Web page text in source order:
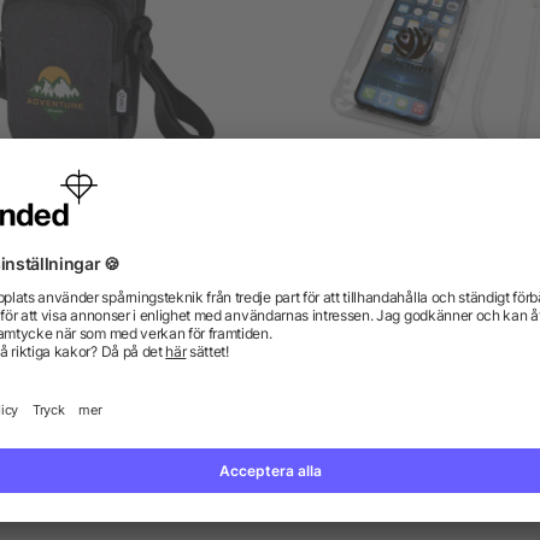
Ross telefonväska av
från 24,29 kr från 7,01 kr
Vi har svaren.